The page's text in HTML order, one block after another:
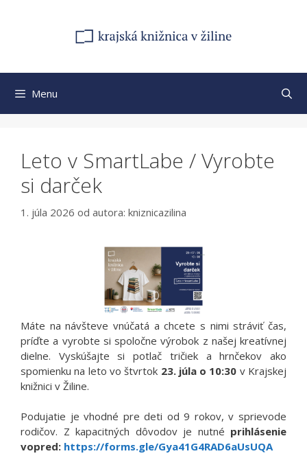
Menu
Leto v SmartLabe / Vyrobte
si darček
1. júla 2026 od autora: kniznicazilina
Máte na návšteve vnúčatá a chcete s nimi stráviť čas,
príďte a vyrobte si spoločne výrobok z našej kreatívnej
dielne. Vyskúšajte si potlač tričiek a hrnčekov ako
spomienku na leto vo štvrtok 23. júla o 10:30 v Krajskej
knižnici v Žiline.
Podujatie je vhodné pre deti od 9 rokov, v sprievode
rodičov. Z kapacitných dôvodov je nutné prihlásenie
vopred: https://forms.gle/Gya41G4RAD6aUsUQA